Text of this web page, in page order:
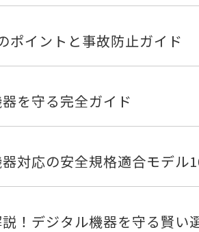
ポイントと事故防止ガイド
を守る完全ガイド
対応の安全規格適合モデル
！デジタル機器を守る賢い